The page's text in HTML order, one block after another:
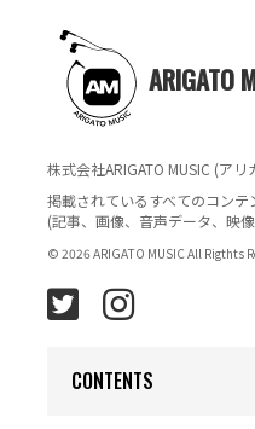
ARIGATO
株式会社ARIGATO MUSIC (ア
掲載されているすべてのコンテ
(記事、画像、音声データ、映
© 2026 ARIGATO MUSIC All Rigthts
CONTENTS